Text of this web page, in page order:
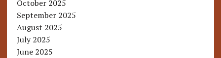
October 2025
September 2025
August 2025
July 2025
June 2025